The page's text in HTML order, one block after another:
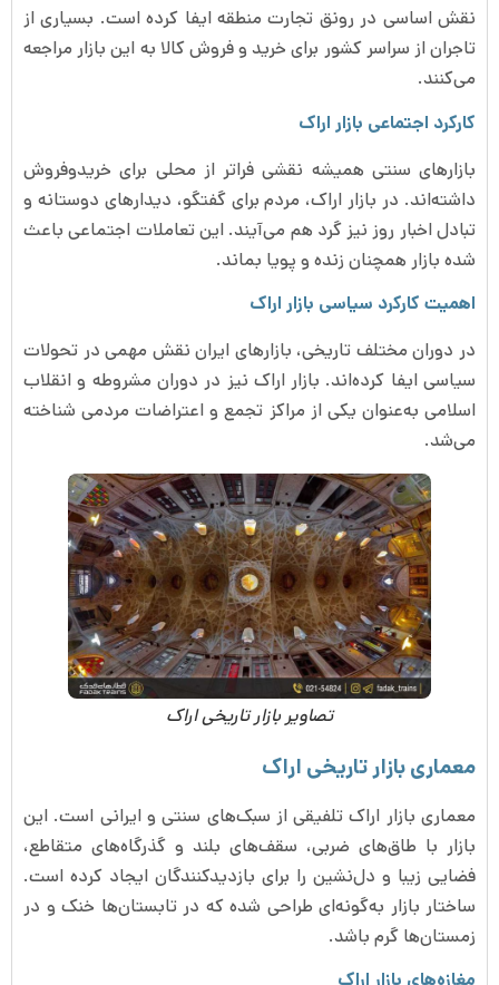
نقش اساسی در رونق تجارت منطقه ایفا کرده است. بسیاری از
تاجران از سراسر کشور برای خرید و فروش کالا به این بازار مراجعه
می‌کنند.
کارکرد اجتماعی بازار اراک
بازارهای سنتی همیشه نقشی فراتر از محلی برای خریدوفروش
داشته‌اند. در بازار اراک، مردم برای گفتگو، دیدارهای دوستانه و
تبادل اخبار روز نیز گرد هم می‌آیند. این تعاملات اجتماعی باعث
شده بازار همچنان زنده و پویا بماند.
اهمیت کارکرد سیاسی بازار اراک
در دوران مختلف تاریخی، بازارهای ایران نقش مهمی در تحولات
سیاسی ایفا کرده‌اند. بازار اراک نیز در دوران مشروطه و انقلاب
اسلامی به‌عنوان یکی از مراکز تجمع و اعتراضات مردمی شناخته
می‌شد.
تصاویر بازار تاریخی اراک
معماری بازار تاریخی اراک
معماری بازار اراک تلفیقی از سبک‌های سنتی و ایرانی است. این
بازار با طاق‌های ضربی، سقف‌های بلند و گذرگاه‌های متقاطع،
فضایی زیبا و دل‌نشین را برای بازدیدکنندگان ایجاد کرده است.
ساختار بازار به‌گونه‌ای طراحی شده که در تابستان‌ها خنک و در
زمستان‌ها گرم باشد.